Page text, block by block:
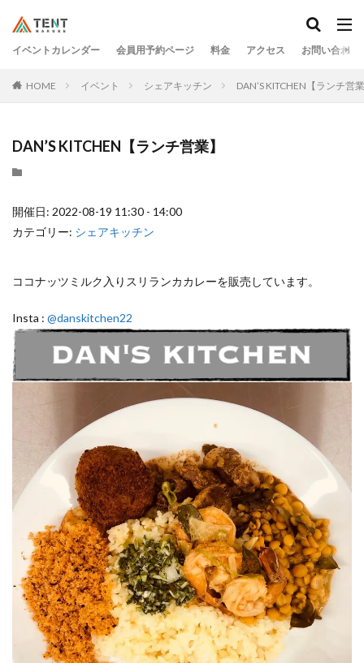
イベントカレンダー 会員用予約ページ 料金 アクセス お問い合わせ
HOME イベント シェアキッチン DAN’S KITCHEN【ランチ営
DAN’S KITCHEN【ランチ営業】
開催日: 2022-08-19 11:30 - 14:00
カテゴリー: シェアキッチン
ココナッツミルク入りスリランカカレーを販売しています。
Insta : @danskitchen22